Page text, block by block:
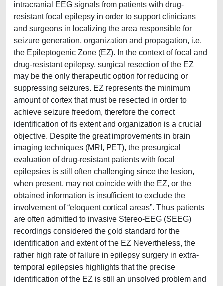
intracranial EEG signals from patients with drug-
resistant focal epilepsy in order to support clinicians
and surgeons in localizing the area responsible for
seizure generation, organization and propagation, i.e.
the Epileptogenic Zone (EZ). In the context of focal and
drug-resistant epilepsy, surgical resection of the EZ
may be the only therapeutic option for reducing or
suppressing seizures. EZ represents the minimum
amount of cortex that must be resected in order to
achieve seizure freedom, therefore the correct
identification of its extent and organization is a crucial
objective. Despite the great improvements in brain
imaging techniques (MRI, PET), the presurgical
evaluation of drug-resistant patients with focal
epilepsies is still often challenging since the lesion,
when present, may not coincide with the EZ, or the
obtained information is insufficient to exclude the
involvement of “eloquent cortical areas”. Thus patients
are often admitted to invasive Stereo-EEG (SEEG)
recordings considered the gold standard for the
identification and extent of the EZ Nevertheless, the
rather high rate of failure in epilepsy surgery in extra-
temporal epilepsies highlights that the precise
identification of the EZ is still an unsolved problem and